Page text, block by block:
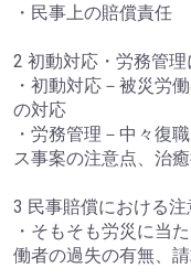
・民事上の賠償責任
2 初動対応・労務管
・初動対応－被災労
の対応
・労務管理－中々復
ス事案の注意点、治
3 民事賠償における注
・そもそも労災に当
働者の過失の有無、